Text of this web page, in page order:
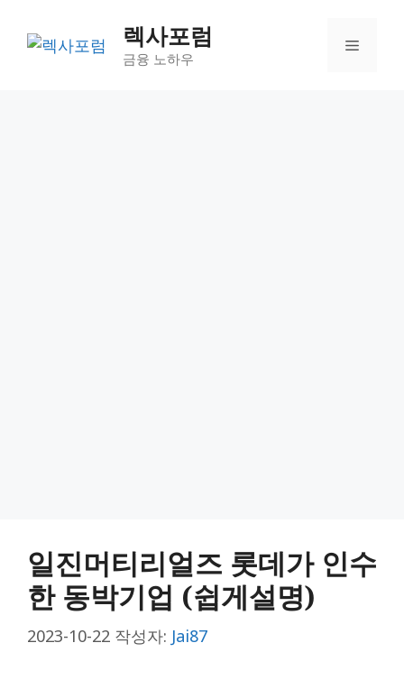
렉사포럼
금융 노하우
메
일진머티리얼즈 롯데가 인수
한 동박기업 (쉽게설명)
2023-10-22 작성자: Jai87